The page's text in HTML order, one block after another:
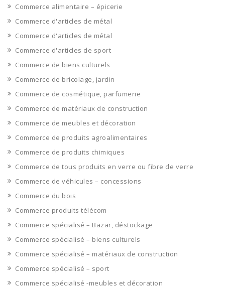
Commerce alimentaire – épicerie
Commerce d'articles de métal
Commerce d'articles de métal
Commerce d'articles de sport
Commerce de biens culturels
Commerce de bricolage, jardin
Commerce de cosmétique, parfumerie
Commerce de matériaux de construction
Commerce de meubles et décoration
Commerce de produits agroalimentaires
Commerce de produits chimiques
Commerce de tous produits en verre ou fibre de verre
Commerce de véhicules – concessions
Commerce du bois
Commerce produits télécom
Commerce spécialisé – Bazar, déstockage
Commerce spécialisé – biens culturels
Commerce spécialisé – matériaux de construction
Commerce spécialisé – sport
Commerce spécialisé -meubles et décoration